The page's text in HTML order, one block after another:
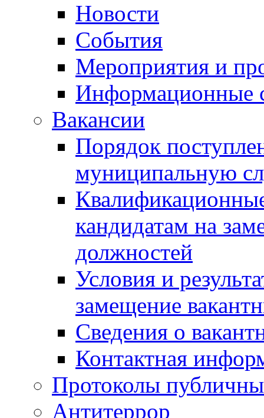
Новости
События
Мероприятия и
Информационные
Вакансии
Порядок
муниципальную
кандидатам на
должностей
Условия и
замещение
Сведения о
Контактная
Протоколы
Антитеррор